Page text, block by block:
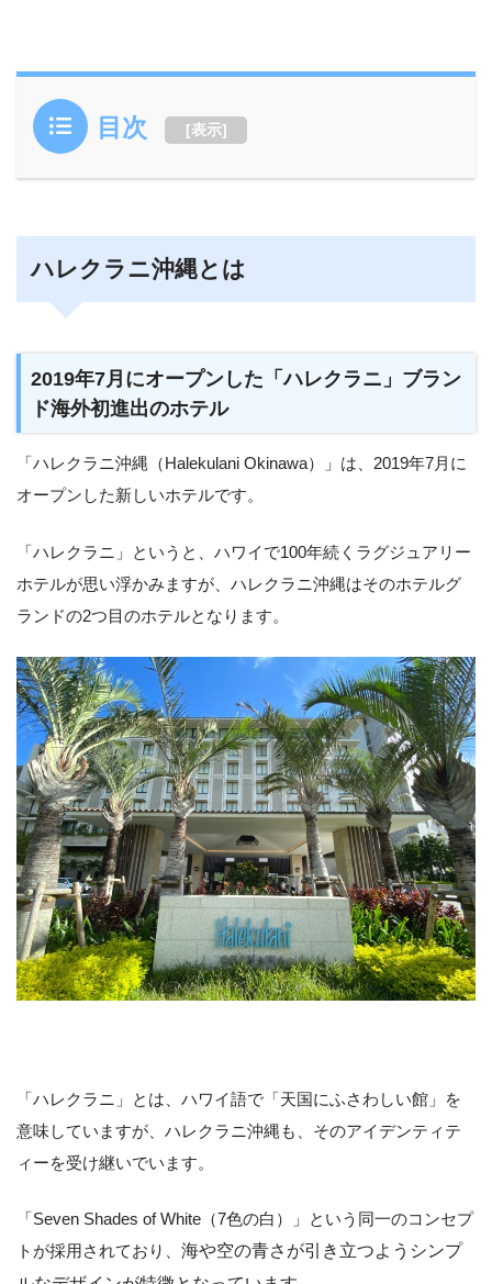
目次 [表示]
ハレクラニ沖縄とは
2019年7月にオープンした「ハレクラニ」ブラン
ド海外初進出のホテル
「ハレクラニ沖縄（Halekulani Okinawa）」は、2019年7月に
オープンした新しいホテルです。
「ハレクラニ」というと、ハワイで100年続くラグジュアリー
ホテルが思い浮かみますが、ハレクラニ沖縄はそのホテルグ
ランドの2つ目のホテルとなります。
「ハレクラニ」とは、ハワイ語で「天国にふさわしい館」を
意味していますが、ハレクラニ沖縄も、そのアイデンティテ
ィーを受け継いでいます。
「Seven Shades of White（7色の白）」という同一のコンセプ
トが採用されており、 海や空の青さが引き立つようシンプ